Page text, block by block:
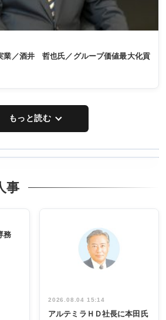
業／酒井 哲也氏／グループ価値最大化貢
もっと読む
事
務
2026.08.04 15:14
アルテミラＨＤ社長に本田氏